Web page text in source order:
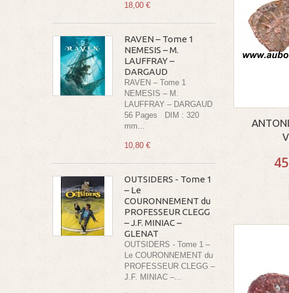
18,00 €
RAVEN – Tome 1
NEMESIS – M.
LAUFFRAY –
DARGAUD
RAVEN – Tome 1
NEMESIS – M.
LAUFFRAY – DARGAUD
56 Pages DIM : 320
mm...
10,80 €
OUTSIDERS - Tome 1
– Le
COURONNEMENT du
PROFESSEUR CLEGG
– J.F. MINIAC –
GLENAT
OUTSIDERS - Tome 1 –
Le COURONNEMENT du
PROFESSEUR CLEGG –
J.F. MINIAC –...